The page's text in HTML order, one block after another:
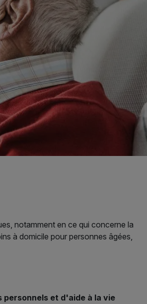
notamment en ce qui concerne la
à domicile pour personnes âgées,
personnels et d'aide à la vie